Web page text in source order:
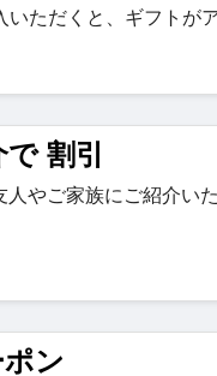
いただくと、ギフトが
割引
やご家族にご紹介い
ン